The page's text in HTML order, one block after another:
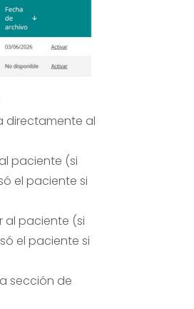
directamente al
paciente (si
el paciente si
al paciente (si
el paciente si
sección de